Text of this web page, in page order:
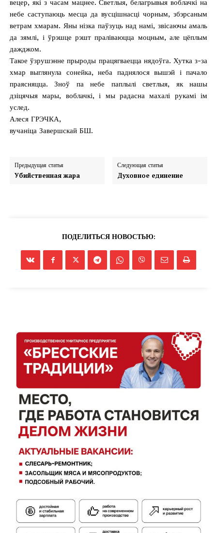
вецер, які з часам мацнее. Светлыя, белагрывыя воблачкі на
небе саступаюць месца да вусцішнасці чорным, збэрсаным
ветрам хмарам. Яны нізка паўзуць над намі, звісаючы амаль
да зямлі, і ўрэшце рэшт праліваюцца моцным, але цёплым
дажджом.
Такое ўзрушэнне прыроды працягваецца нядоўга. Хутка з-за
хмар выглянула сонейка, неба паднялося вышэй і пачало
праясняцца. Зноў па небе паплылі светлыя, як нашы
дзіцячыя мары, воблачкі, і мы радасна махалі рукамі ім
услед.
Алеся ГРЭЧКА,
вучаніца Завершскай БШ.
Предыдущая статья
Убийственная жара
Следующая статья
Духовное единение
ПОДЕЛИТЬСЯ НОВОСТЬЮ: